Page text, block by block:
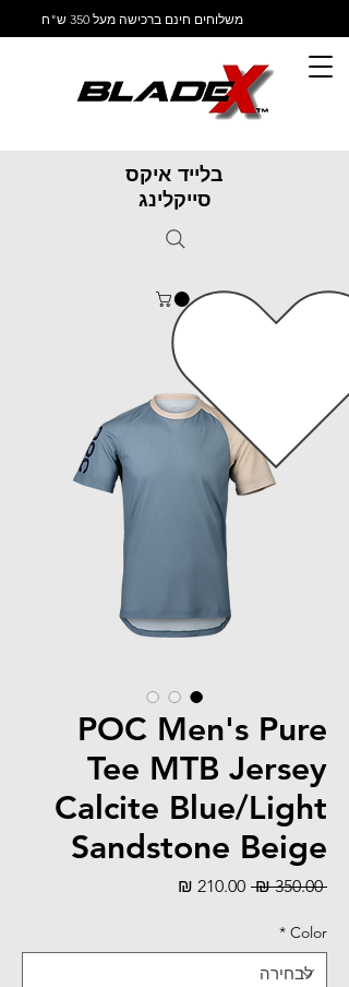
משלוחים חינם ברכישה מעל 350 ש"ח
בלייד איקס
סייקלינג
POC Men's Pure
Tee MTB Jersey
Calcite Blue/Light
Sandstone Beige
‏350.00 ‏₪
מחיר
Color
*